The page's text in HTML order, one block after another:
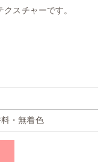
スチャーです。
・無着色